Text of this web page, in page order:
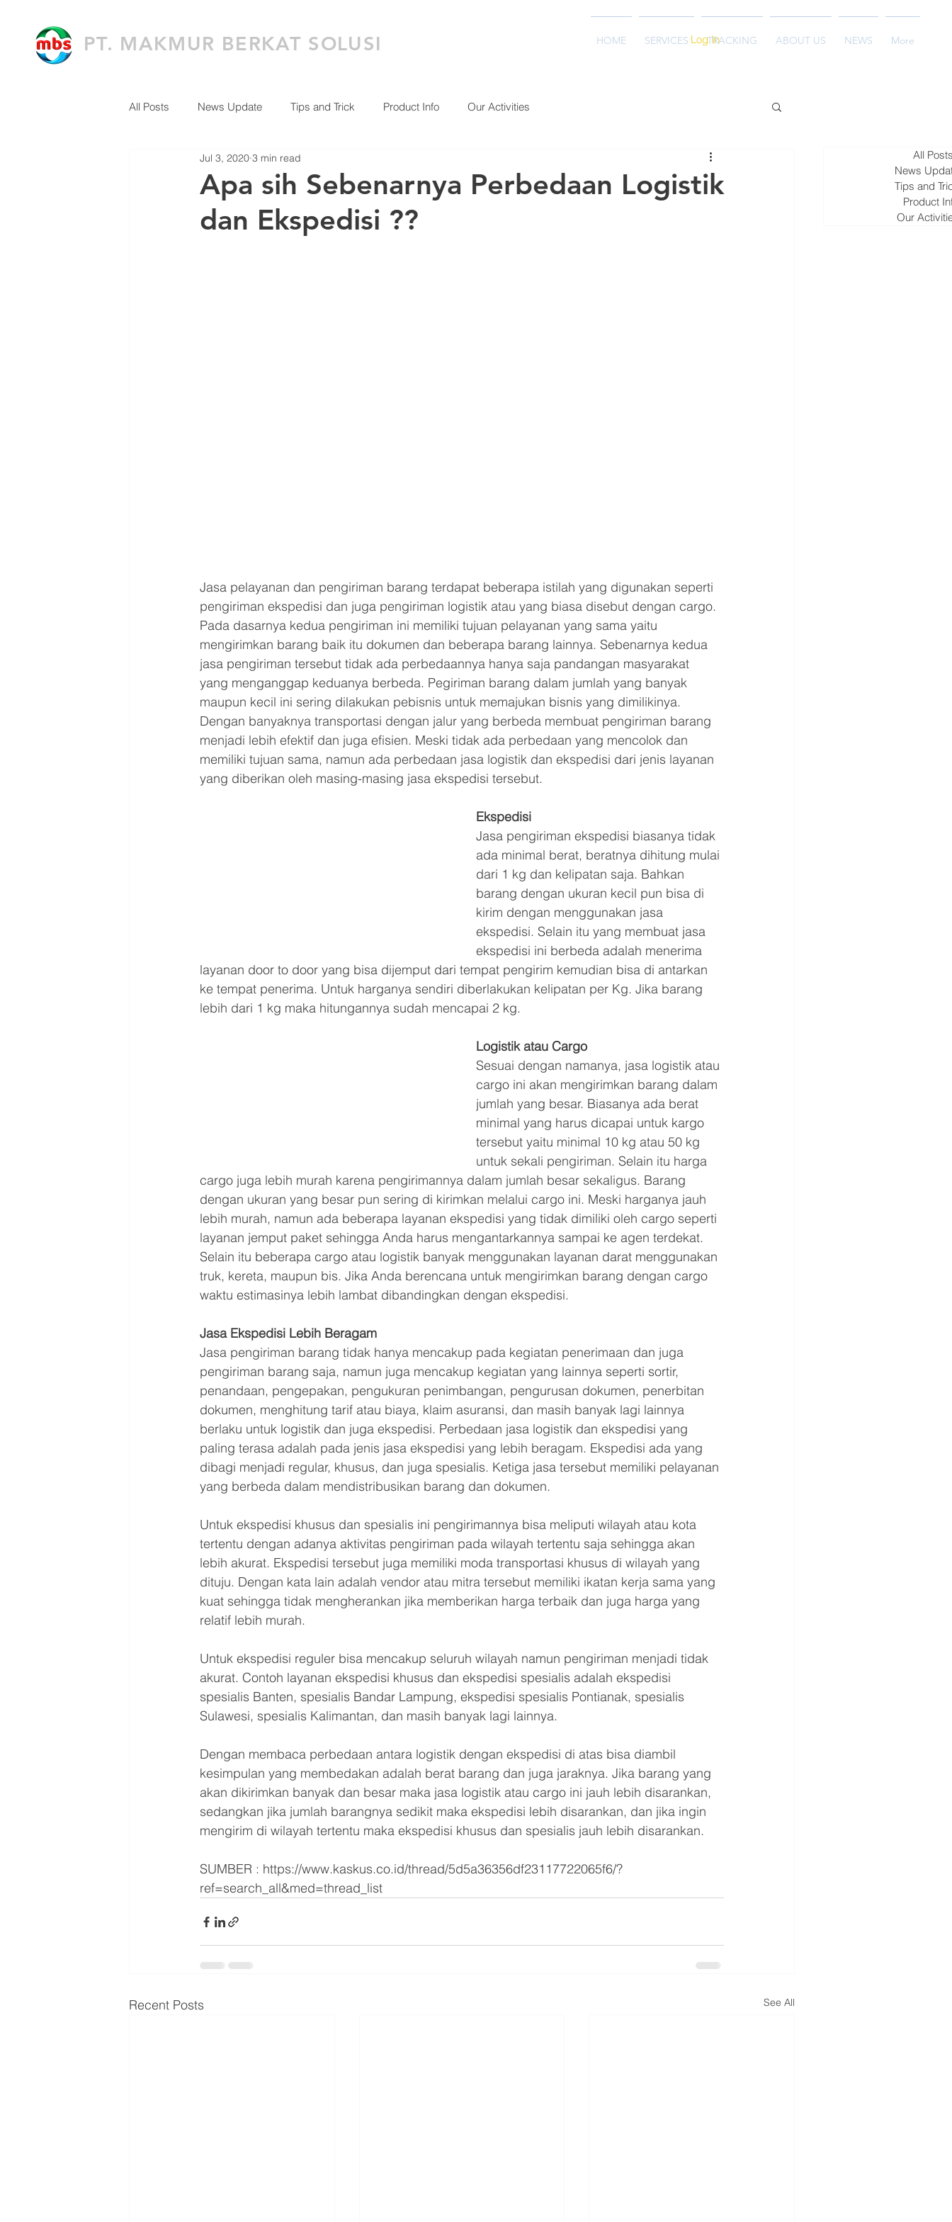
PT. MAKMUR BERKAT SOLUSI HOME SERVICES TRACKING ABOUT US NEWS More
Log In
All Posts News Update Tips and Trick Product Info Our Activities
Apa sih Sebenarnya Perbedaan Logistik
dan Ekspedisi ??
Jul 3, 2020 3 min read
Jasa pelayanan dan pengiriman barang terdapat beberapa istilah yang digunakan seperti
pengiriman ekspedisi dan juga pengiriman logistik atau yang biasa disebut dengan cargo.
Pada dasarnya kedua pengiriman ini memiliki tujuan pelayanan yang sama yaitu
mengirimkan barang baik itu dokumen dan beberapa barang lainnya. Sebenarnya kedua
jasa pengiriman tersebut tidak ada perbedaannya hanya saja pandangan masyarakat
yang menganggap keduanya berbeda. Pegiriman barang dalam jumlah yang banyak
maupun kecil ini sering dilakukan pebisnis untuk memajukan bisnis yang dimilikinya.
Dengan banyaknya transportasi dengan jalur yang berbeda membuat pengiriman barang
menjadi lebih efektif dan juga efisien. Meski tidak ada perbedaan yang mencolok dan
memiliki tujuan sama, namun ada perbedaan jasa logistik dan ekspedisi dari jenis layanan
yang diberikan oleh masing-masing jasa ekspedisi tersebut.
Ekspedisi
Jasa pengiriman ekspedisi biasanya tidak
ada minimal berat, beratnya dihitung mulai
dari 1 kg dan kelipatan saja. Bahkan
barang dengan ukuran kecil pun bisa di
kirim dengan menggunakan jasa
ekspedisi. Selain itu yang membuat jasa
ekspedisi ini berbeda adalah menerima
layanan door to door yang bisa dijemput dari tempat pengirim kemudian bisa di antarkan
ke tempat penerima. Untuk harganya sendiri diberlakukan kelipatan per Kg. Jika barang
lebih dari 1 kg maka hitungannya sudah mencapai 2 kg.
Logistik atau Cargo
Sesuai dengan namanya, jasa logistik atau
cargo ini akan mengirimkan barang dalam
jumlah yang besar. Biasanya ada berat
minimal yang harus dicapai untuk kargo
tersebut yaitu minimal 10 kg atau 50 kg
untuk sekali pengiriman. Selain itu harga
cargo juga lebih murah karena pengirimannya dalam jumlah besar sekaligus. Barang
dengan ukuran yang besar pun sering di kirimkan melalui cargo ini. Meski harganya jauh
lebih murah, namun ada beberapa layanan ekspedisi yang tidak dimiliki oleh cargo seperti
layanan jemput paket sehingga Anda harus mengantarkannya sampai ke agen terdekat.
Selain itu beberapa cargo atau logistik banyak menggunakan layanan darat menggunakan
truk, kereta, maupun bis. Jika Anda berencana untuk mengirimkan barang dengan cargo
waktu estimasinya lebih lambat dibandingkan dengan ekspedisi.
Jasa Ekspedisi Lebih Beragam
Jasa pengiriman barang tidak hanya mencakup pada kegiatan penerimaan dan juga
pengiriman barang saja, namun juga mencakup kegiatan yang lainnya seperti sortir,
penandaan, pengepakan, pengukuran penimbangan, pengurusan dokumen, penerbitan
dokumen, menghitung tarif atau biaya, klaim asuransi, dan masih banyak lagi lainnya
berlaku untuk logistik dan juga ekspedisi. Perbedaan jasa logistik dan ekspedisi yang
paling terasa adalah pada jenis jasa ekspedisi yang lebih beragam. Ekspedisi ada yang
dibagi menjadi regular, khusus, dan juga spesialis. Ketiga jasa tersebut memiliki pelayanan
yang berbeda dalam mendistribusikan barang dan dokumen.
Untuk ekspedisi khusus dan spesialis ini pengirimannya bisa meliputi wilayah atau kota
tertentu dengan adanya aktivitas pengiriman pada wilayah tertentu saja sehingga akan
lebih akurat. Ekspedisi tersebut juga memiliki moda transportasi khusus di wilayah yang
dituju. Dengan kata lain adalah vendor atau mitra tersebut memiliki ikatan kerja sama yang
kuat sehingga tidak mengherankan jika memberikan harga terbaik dan juga harga yang
relatif lebih murah.
Untuk ekspedisi reguler bisa mencakup seluruh wilayah namun pengiriman menjadi tidak
akurat. Contoh layanan ekspedisi khusus dan ekspedisi spesialis adalah ekspedisi
spesialis Banten, spesialis Bandar Lampung, ekspedisi spesialis Pontianak, spesialis
Sulawesi, spesialis Kalimantan, dan masih banyak lagi lainnya.
Dengan membaca perbedaan antara logistik dengan ekspedisi di atas bisa diambil
kesimpulan yang membedakan adalah berat barang dan juga jaraknya. Jika barang yang
akan dikirimkan banyak dan besar maka jasa logistik atau cargo ini jauh lebih disarankan,
sedangkan jika jumlah barangnya sedikit maka ekspedisi lebih disarankan, dan jika ingin
mengirim di wilayah tertentu maka ekspedisi khusus dan spesialis jauh lebih disarankan.
SUMBER : https://www.kaskus.co.id/thread/5d5a36356df23117722065f6/?
ref=search_all&med=thread_list
Recent Posts See All
All
News
Tips and
Product
Our